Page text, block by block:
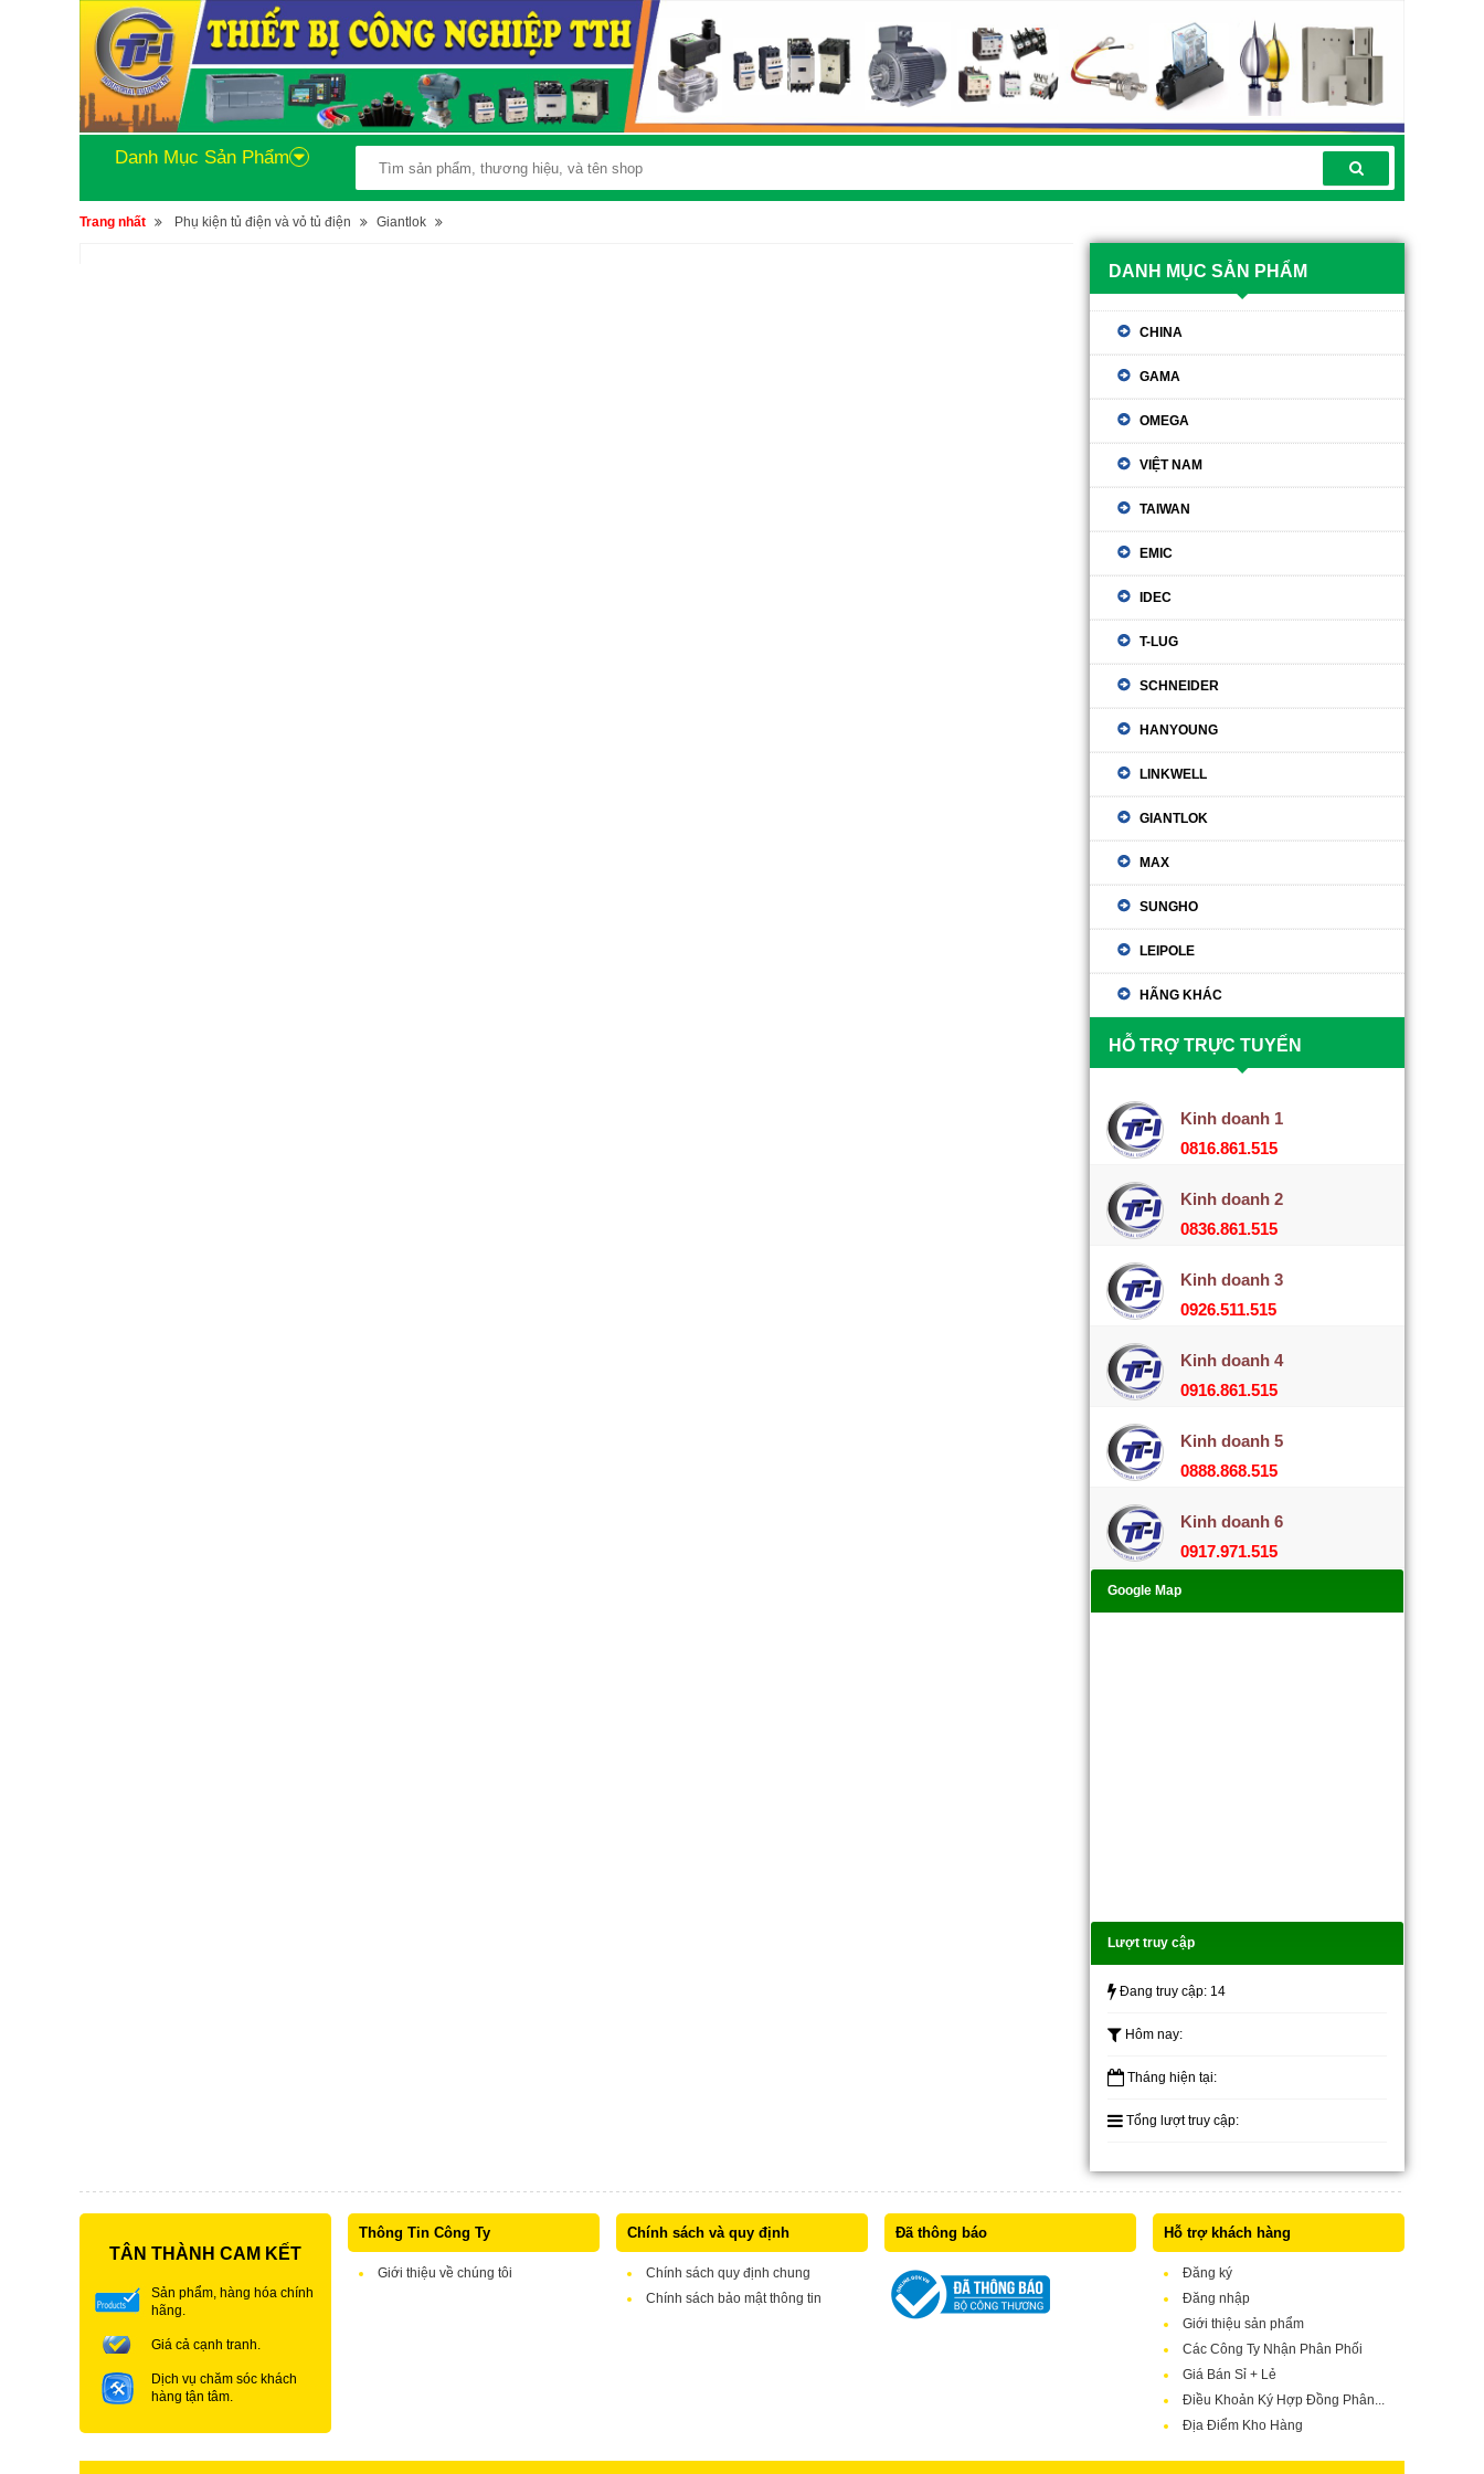
Danh Mục Sản Phẩm
Trang nhất Phụ kiện tủ điện và vỏ tủ điện Giantlok
DANH MỤC SẢN PHẨM
CHINA
GAMA
OMEGA
VIỆT NAM
TAIWAN
EMIC
IDEC
T-LUG
SCHNEIDER
HANYOUNG
LINKWELL
GIANTLOK
MAX
SUNGHO
LEIPOLE
HÃNG KHÁC
HỖ TRỢ TRỰC TUYẾN
Kinh doanh 1
0816.861.515
Kinh doanh 2
0836.861.515
Kinh doanh 3
0926.511.515
Kinh doanh 4
0916.861.515
Kinh doanh 5
0888.868.515
Kinh doanh 6
0917.971.515
Google Map
Lượt truy cập
Đang truy cập: 14
Hôm nay:
Tháng hiện tại:
Tổng lượt truy cập:
TÂN THÀNH CAM KẾT
Sản phẩm, hàng hóa chính
hãng.
Giá cả cạnh tranh.
Dịch vụ chăm sóc khách
hàng tận tâm.
Thông Tin Công Ty
Giới thiệu về chúng tôi
Chính sách và quy định
Chính sách quy định chung
Chính sách bảo mật thông tin
Đã thông báo Hỗ trợ khách hàng
Đăng ký
Đăng nhập
Giới thiệu sản phẩm
Các Công Ty Nhận Phân Phối
Giá Bán Sỉ + Lẻ
Điều Khoản Ký Hợp Đồng Phân...
Địa Điểm Kho Hàng